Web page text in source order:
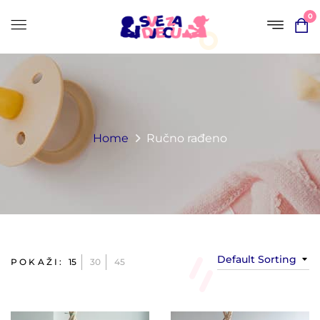
0
Home Ručno rađeno
Default Sorting
POKAŽI: 15 30 45 Jastuk zvijezda